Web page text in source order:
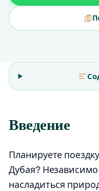
Введение
Планируете
Дубая? Независимо
насладиться